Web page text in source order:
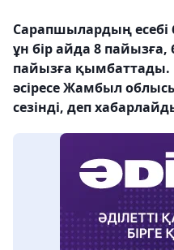
Сарапшылардың
ұн бір айда 8 пайызға,
пайызға
әсіресе Жамбыл
сезінді, деп